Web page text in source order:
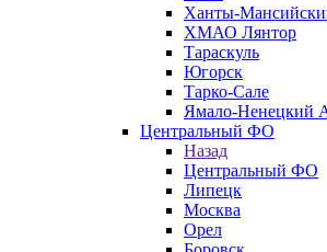
Ханты-
ХМАО Лянтор
Тараскуль
Югорск
Тарко-Сале
Ямало-
Центральный ФО
Назад
Центральный ФО
Липецк
Москва
Орел